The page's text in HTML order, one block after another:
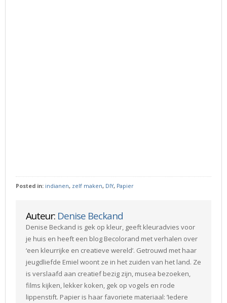
Posted in: indianen, zelf maken, DIY, Papier
Auteur: Denise Beckand
Denise Beckand is gek op kleur, geeft kleuradvies voor
je huis en heeft een blog Becolorand met verhalen over
‘een kleurrijke en creatieve wereld’. Getrouwd met haar
jeugdliefde Emiel woont ze in het zuiden van het land. Ze
is verslaafd aan creatief bezig zijn, musea bezoeken,
films kijken, lekker koken, gek op vogels en rode
lippenstift. Papier is haar favoriete materiaal: ’Iedere